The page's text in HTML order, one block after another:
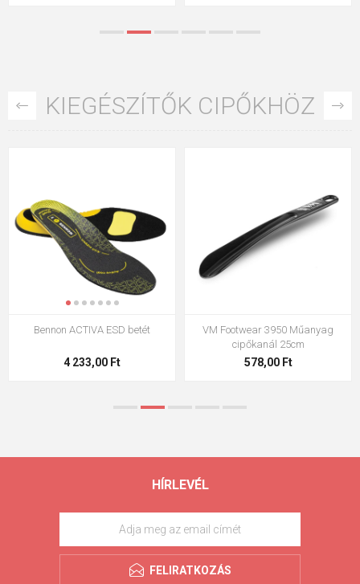
KIEGÉSZÍTŐK CIPŐKHÖZ
Bennon ACTIVA ESD betét
4 233,00 Ft
VM Footwear 3950 Műanyag
cipőkanál 25cm
578,00 Ft
HÍRLEVÉL
FELIRATKOZÁS